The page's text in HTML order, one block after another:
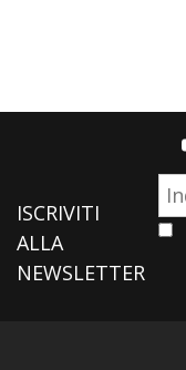
ISCRIVITI
ALLA
NEWSLETTER